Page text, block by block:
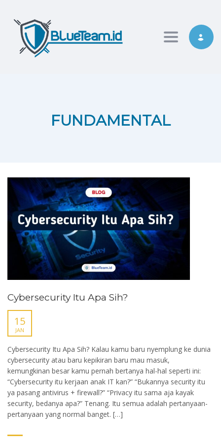
Toggle
FUNDAMENTAL
Cybersecurity Itu Apa Sih?
15
JAN
Cybersecurity Itu Apa Sih? Kalau kamu baru nyemplung ke dunia
cybersecurity atau baru kepikiran baru mau masuk,
kemungkinan besar kamu pernah bertanya hal-hal seperti ini:
“Cybersecurity itu kerjaan anak IT kan?” “Bukannya security itu
ya pasang antivirus + firewall?” “Privacy itu sama aja kayak
security, bedanya apa?” Tenang. Itu semua adalah pertanyaan-
pertanyaan yang normal banget. […]